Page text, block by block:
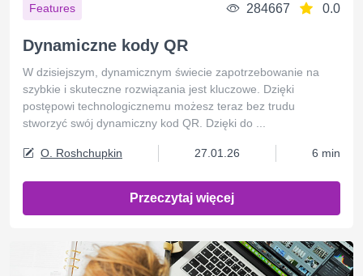
Features 284667 0.0
Dynamiczne kody QR
W dzisiejszym, dynamicznym świecie zapotrzebowanie na
szybkie i skuteczne rozwiązania jest kluczowe. Dzięki
postępowi technologicznemu możesz teraz bez trudu
stworzyć swój dynamiczny kod QR. Dzięki do ...
O. Roshchupkin 27.01.26 6 min
Przeczytaj więcej